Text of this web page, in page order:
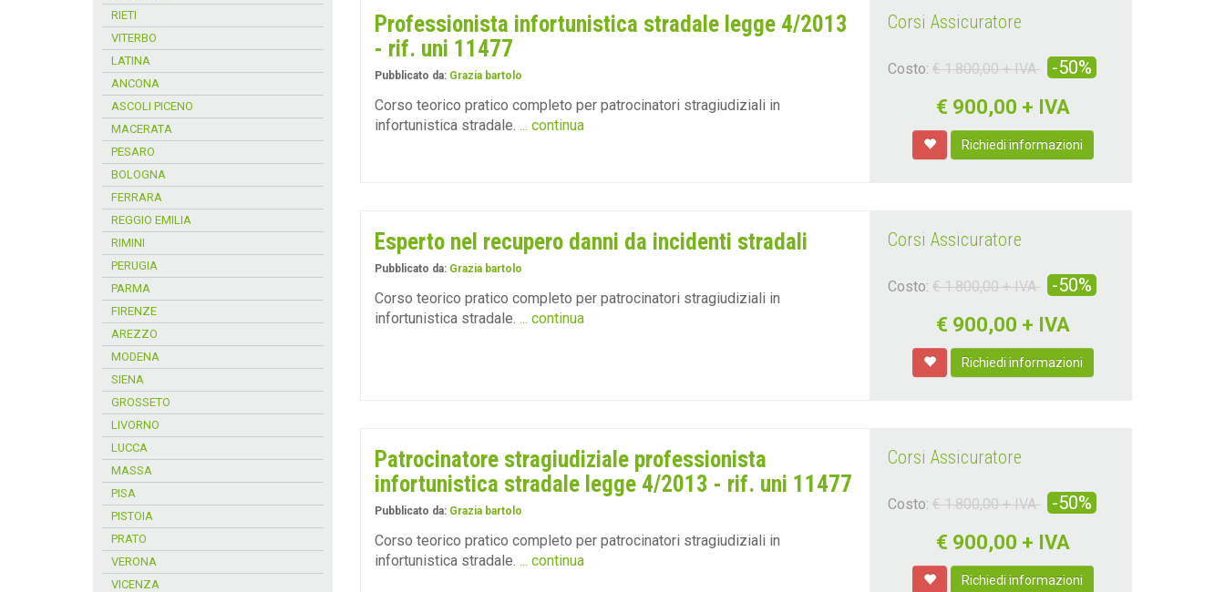
RIETI
VITERBO
LATINA
ANCONA
ASCOLI PICENO
MACERATA
PESARO
BOLOGNA
FERRARA
REGGIO EMILIA
RIMINI
PERUGIA
PARMA
FIRENZE
AREZZO
MODENA
SIENA
GROSSETO
LIVORNO
LUCCA
MASSA
PISA
PISTOIA
PRATO
VERONA
VICENZA
Professionista infortunistica stradale legge 4/2013
- rif. uni 11477
Pubblicato da: Grazia bartolo
Corso teorico pratico completo per patrocinatori stragiudiziali in
infortunistica stradale. ... continua
Corsi Assicuratore
Costo: € 1.800,00 + IVA -50%
€ 900,00 + IVA
Richiedi informazioni
Esperto nel recupero danni da incidenti stradali
Pubblicato da: Grazia bartolo
Corso teorico pratico completo per patrocinatori stragiudiziali in
infortunistica stradale. ... continua
Corsi Assicuratore
Costo: € 1.800,00 + IVA -50%
€ 900,00 + IVA
Richiedi informazioni
Patrocinatore stragiudiziale professionista
infortunistica stradale legge 4/2013 - rif. uni 11477
Pubblicato da: Grazia bartolo
Corso teorico pratico completo per patrocinatori stragiudiziali in
infortunistica stradale. ... continua
Corsi Assicuratore
Costo: € 1.800,00 + IVA -50%
€ 900,00 + IVA
Richiedi informazioni